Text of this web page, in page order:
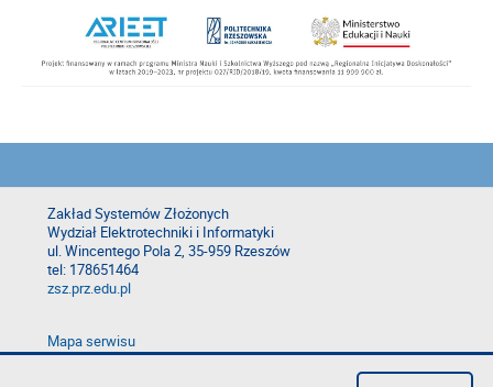
Zakład Systemów Złożonych
Wydział Elektrotechniki i Informatyki
ul. Wincentego Pola 2, 35-959 Rzeszów
tel: 178651464
zsz.prz.edu.pl
Mapa serwisu
Deklaracja dostępności